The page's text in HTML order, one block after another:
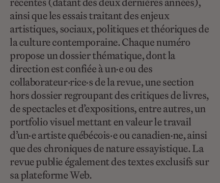
ainsi que les essais traitant des enjeux
artistiques, sociaux, politiques et théoriques de
la culture contemporaine. Chaque numéro
propose un dossier thématique, dont la
direction est confiée à un·e ou des
collaborateur·rice·s de la revue, une section
hors dossier regroupant des critiques de livres,
de spectacles et d’expositions, entre autres, un
portfolio visuel mettant en valeur le travail
d’un·e artiste québécois·e ou canadien·ne, ainsi
que des chroniques de nature essayistique. La
revue publie également des textes exclusifs sur
sa plateforme Web.